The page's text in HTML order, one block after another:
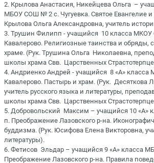
2. Крылова Анастасия, Никейцева Ольга –
МБОУ СОШ № 2 с. Чугуевка. Святое Евангелие
Крылова Ольга Александровна, учитель
3. Трушин Филипп - учащийся 10 класса
Кавалерово. Религиозные таинства и
храме. (Рук. Трушина Ольга Николаевна,
школы храма Свв. Царственных
4. Андриенко Андрей - учащийся 8 «А»
Кавалерово. Пастырь и храм. (Рук.
учитель русского языка и литературы,
школы храма Свв. Царственных
5. Добровольский Максим – учащийся 10
п. Преображение Лазовского р-на.
буддизма. (Рук. Юсифова Елена Викторовна,
литературы).
6. Фетисов Эльдар – учащийся 9 «А» класса
Преображение Лазовского р-на. Правила